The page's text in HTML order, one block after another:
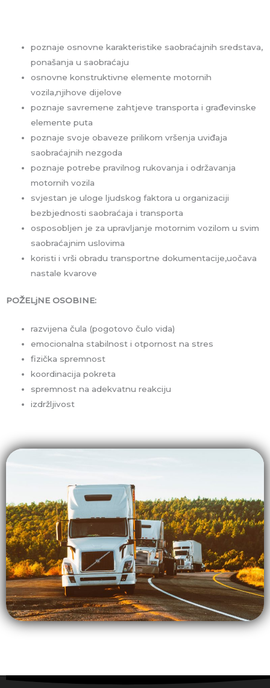
poznaje osnovne karakteristike saobraćajnih sredstava,
ponašanja u saobraćaju
osnovne konstruktivne elemente motornih
vozila,njihove dijelove
poznaje savremene zahtjeve transporta i građevinske
elemente puta
poznaje svoje obaveze prilikom vršenja uviđaja
saobraćajnih nezgoda
poznaje potrebe pravilnog rukovanja i održavanja
motornih vozila
svjestan je uloge ljudskog faktora u organizaciji
bezbjednosti saobraćaja i transporta
osposobljen je za upravljanje motornim vozilom u svim
saobraćajnim uslovima
koristi i vrši obradu transportne dokumentacije,uočava
nastale kvarove
POŽELjNE OSOBINE:
razvijena čula (pogotovo čulo vida)
emocionalna stabilnost i otpornost na stres
fizička spremnost
koordinacija pokreta
spremnost na adekvatnu reakciju
izdržljivost